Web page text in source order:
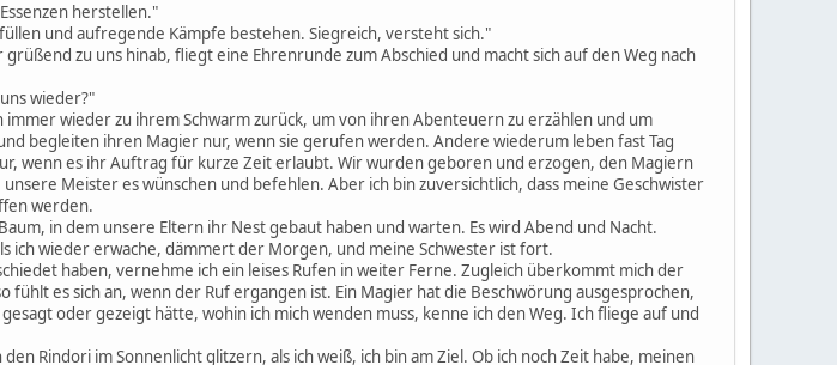
herstellen."
und aufregende Kämpfe bestehen. Siegreich, versteht sich."
zu uns hinab, fliegt eine Ehrenrunde zum Abschied und macht sich auf den Weg nach
wieder?"
wieder zu ihrem Schwarm zurück, um von ihren Abenteuern zu erzählen und um
begleiten ihren Magier nur, wenn sie gerufen werden. Andere wiederum leben fast Tag
wenn es ihr Auftrag für kurze Zeit erlaubt. Wir wurden geboren und erzogen, den Magiern
Meister es wünschen und befehlen. Aber ich bin zuversichtlich, dass meine Geschwister
werden.
in dem unsere Eltern ihr Nest gebaut haben und warten. Es wird Abend und Nacht.
ich wieder erwache, dämmert der Morgen, und meine Schwester ist fort.
haben, vernehme ich ein leises Rufen in weiter Ferne. Zugleich überkommt mich der
es sich an, wenn der Ruf ergangen ist. Ein Magier hat die Beschwörung ausgesprochen,
oder gezeigt hätte, wohin ich mich wenden muss, kenne ich den Weg. Ich fliege auf und
Rindori im Sonnenlicht glitzern, als ich weiß, ich bin am Ziel. Ob ich noch Zeit habe, meinen